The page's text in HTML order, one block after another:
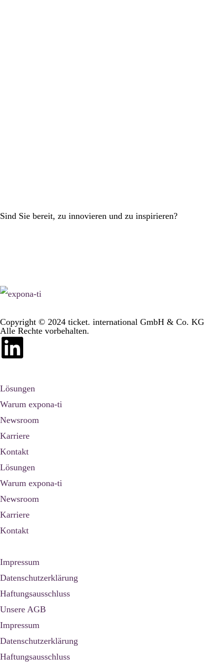
Sind Sie bereit, zu innovieren und zu inspirieren?
Copyright © 2024 ticket. international GmbH & Co. KG
Alle Rechte vorbehalten.
Lösungen
Warum expona-ti
Newsroom
Karriere
Kontakt
Lösungen
Warum expona-ti
Newsroom
Karriere
Kontakt
Impressum
Datenschutzerklärung
Haftungsausschluss
Unsere AGB
Impressum
Datenschutzerklärung
Haftungsausschluss